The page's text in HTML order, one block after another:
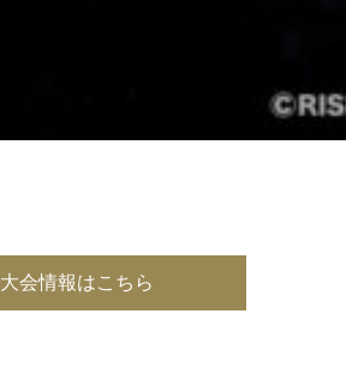
大会情報はこちら